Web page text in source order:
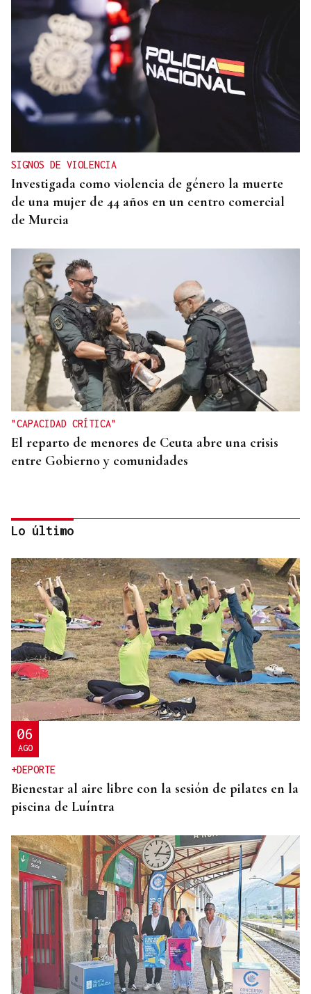
SIGNOS DE VIOLENCIA
Investigada como violencia de género la muerte
de una mujer de 44 años en un centro comercial
de Murcia
"CAPACIDAD CRÍTICA"
El reparto de menores de Ceuta abre una crisis
entre Gobierno y comunidades
TIROTEO CON HERIDOS
Un guardia civil gallego mata a su expareja,
también agente, en el cuartel de Llanes y muere
tras ser abatido
Lo último
06
AGO
+DEPORTE
Bienestar al aire libre con la sesión de pilates en la
piscina de Luíntra